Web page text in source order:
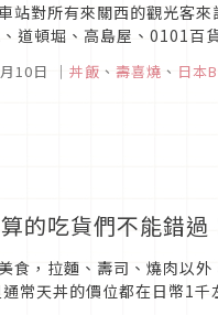
站對所有來關西的觀光客
道頓堀、高島屋、0101百
10日 ｜ 丼飯 、 壽喜燒 、 日本
的吃貨們不能錯過
食，拉麵、壽司、燒肉以
常天丼的價位都在日幣1